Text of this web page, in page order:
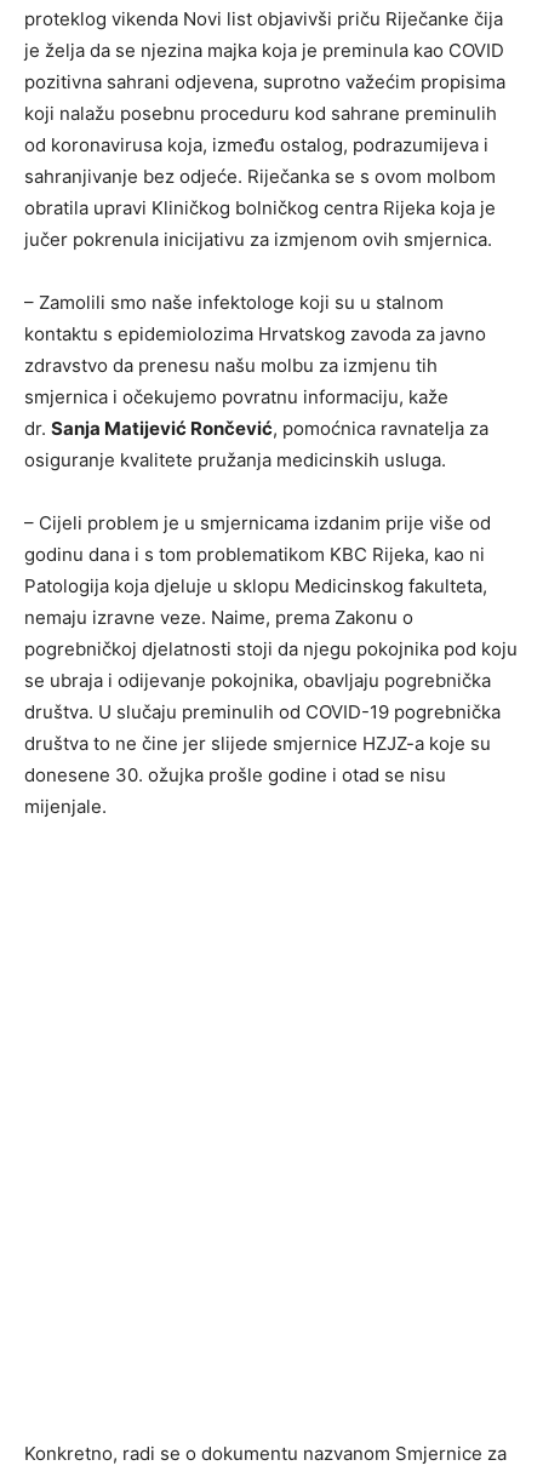
proteklog vikenda Novi list objavivši priču Riječanke čija
je želja da se njezina majka koja je preminula kao COVID
pozitivna sahrani odjevena, suprotno važećim propisima
koji nalažu posebnu proceduru kod sahrane preminulih
od koronavirusa koja, između ostalog, podrazumijeva i
sahranjivanje bez odjeće. Riječanka se s ovom molbom
obratila upravi Kliničkog bolničkog centra Rijeka koja je
jučer pokrenula inicijativu za izmjenom ovih smjernica.
– Zamolili smo naše infektologe koji su u stalnom
kontaktu s epidemiolozima Hrvatskog zavoda za javno
zdravstvo da prenesu našu molbu za izmjenu tih
smjernica i očekujemo povratnu informaciju, kaže
dr. Sanja Matijević Rončević, pomoćnica ravnatelja za
osiguranje kvalitete pružanja medicinskih usluga.
– Cijeli problem je u smjernicama izdanim prije više od
godinu dana i s tom problematikom KBC Rijeka, kao ni
Patologija koja djeluje u sklopu Medicinskog fakulteta,
nemaju izravne veze. Naime, prema Zakonu o
pogrebničkoj djelatnosti stoji da njegu pokojnika pod koju
se ubraja i odijevanje pokojnika, obavljaju pogrebnička
društva. U slučaju preminulih od COVID-19 pogrebnička
društva to ne čine jer slijede smjernice HZJZ-a koje su
donesene 30. ožujka prošle godine i otad se nisu
mijenjale.
Konkretno, radi se o dokumentu nazvanom Smjernice za